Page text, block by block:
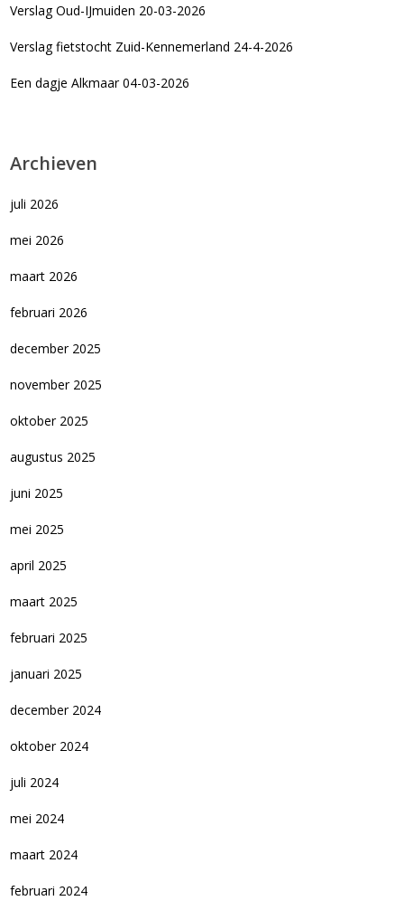
Verslag Oud-IJmuiden 20-03-2026
Verslag fietstocht Zuid-Kennemerland 24-4-2026
Een dagje Alkmaar 04-03-2026
Archieven
juli 2026
mei 2026
maart 2026
februari 2026
december 2025
november 2025
oktober 2025
augustus 2025
juni 2025
mei 2025
april 2025
maart 2025
februari 2025
januari 2025
december 2024
oktober 2024
juli 2024
mei 2024
maart 2024
februari 2024